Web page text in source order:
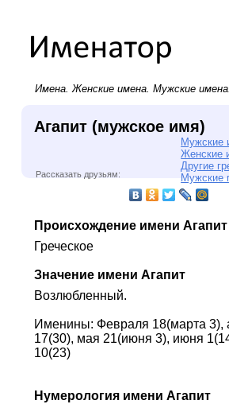
Имена.Женские имена. Мужские имена
Агапит (мужское имя)
Мужские
Женские
Другие
Мужские
Рассказать друзьям:
Происхождение имени Агапит
Греческое
Значение имени Агапит
Возлюбленный.
Именины: Февраля 18(марта 3),
17(30), мая 21(июня 3), июня
10(23)
Нумерология имени Агапит